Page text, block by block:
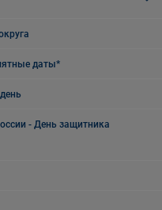
даты*
- День защитника